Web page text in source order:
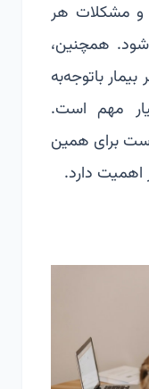
و مشکلات هر
همچنین،
باتوجه‌به
مهم است.
برای همین
دارد.